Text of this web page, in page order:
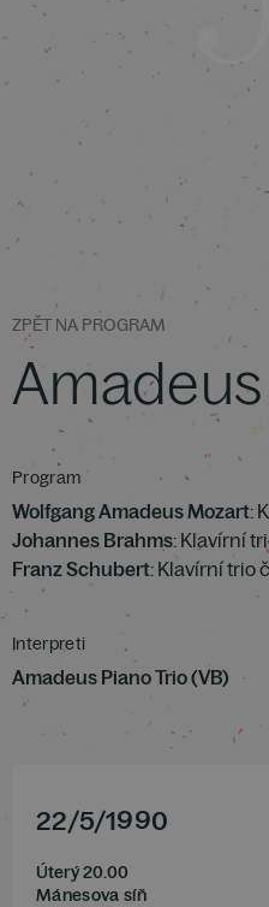
ZPĚT NA PROGRAM
Program
Wolfgang Amadeus Mozart:
Johannes Brahms: Klavírní
Franz Schubert: Klavírní trio
Interpreti
Amadeus Piano Trio (VB)
22/5/1990
Úterý 20.00
Mánesova síň